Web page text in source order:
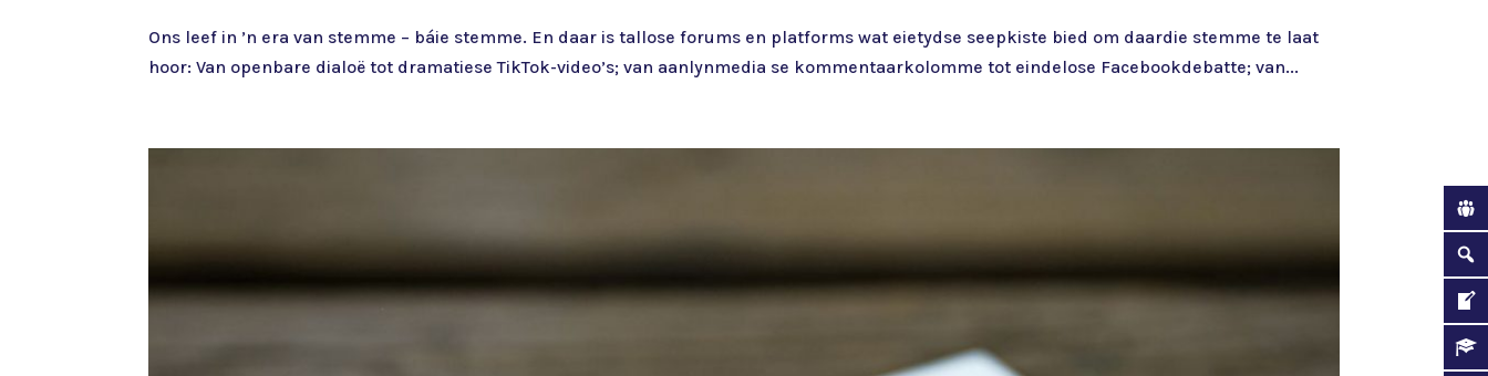
Ons leef in ’n era van stemme – báie stemme. En daar is tallose forums en platforms wat eietydse seepkiste bied om daardie stemme te laat
hoor: Van openbare dialoë tot dramatiese TikTok-video’s; van aanlynmedia se kommentaarkolomme tot eindelose Facebookdebatte; van...